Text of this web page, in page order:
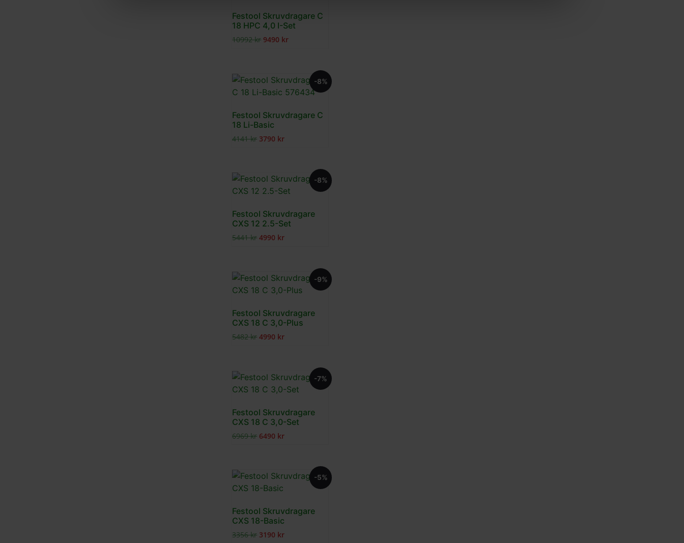
Festool Skruvdragare C
18 HPC 4,0 I-Set
10992kr 9490 kr
-8%
Festool Skruvdragare C
18 Li-Basic
4141kr 3790 kr
-8%
Festool Skruvdragare
CXS 12 2.5-Set
5441kr 4990 kr
-9%
Festool Skruvdragare
CXS 18 C 3,0-Plus
5482kr 4990 kr
-7%
Festool Skruvdragare
CXS 18 C 3,0-Set
6969kr 6490 kr
-5%
Festool Skruvdragare
CXS 18-Basic
3356kr 3190 kr